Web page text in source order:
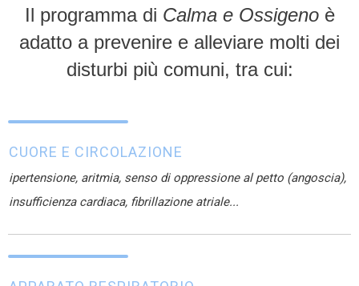
Il programma di Calma e Ossigenoè
adatto a prevenire e alleviare molti dei
disturbi più comuni, tra cui:
CUORE E CIRCOLAZIONE
ipertensione, aritmia, senso di oppressione al petto (angoscia),
insufficienza cardiaca, fibrillazione atriale...